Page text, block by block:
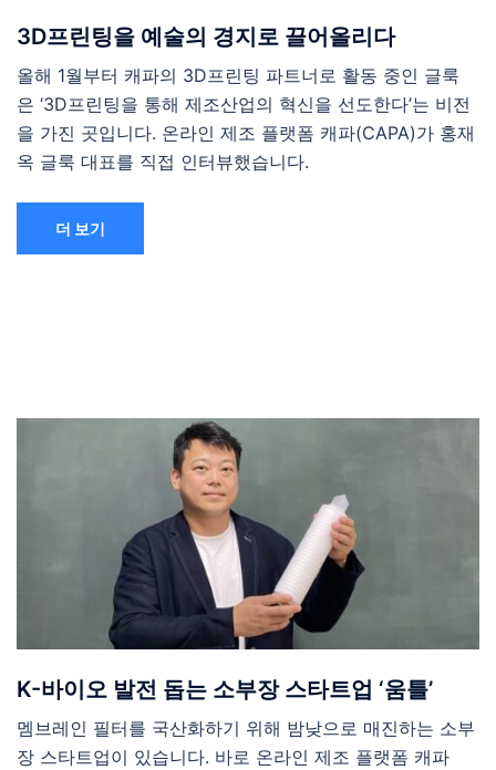
3D프린팅을 예술의 경지로 끌어올리다
올해 1월부터 캐파의 3D프린팅 파트너로 활동 중인 글룩
은 ‘3D프린팅을 통해 제조산업의 혁신을 선도한다’는 비전
을 가진 곳입니다. 온라인 제조 플랫폼 캐파(CAPA)가 홍재
옥 글룩 대표를 직접 인터뷰했습니다.
더 보기
K-바이오 발전 돕는 소부장 스타트업 ‘움틀’
멤브레인 필터를 국산화하기 위해 밤낮으로 매진하는 소부
장 스타트업이 있습니다. 바로 온라인 제조 플랫폼 캐파